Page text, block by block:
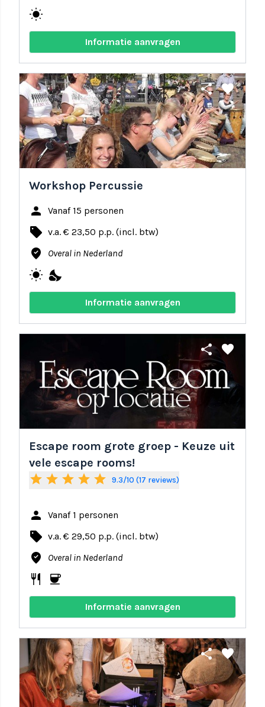
wb_sunny
Informatie aanvragen
share favorite
Workshop Percussie
person Vanaf 15 personen
local_offer v.a. € 23,50 p.p. (incl. btw)
where_to_vote Overal in Nederland
wb_sunny nights_stay
Informatie aanvragen
share favorite
Escape room grote groep - Keuze uit
vele escape rooms!
star star star star star 9.3/10 (17 reviews)
person Vanaf 1 personen
local_offer v.a. € 29,50 p.p. (incl. btw)
where_to_vote Overal in Nederland
restaurant coffee
Informatie aanvragen
share favorite